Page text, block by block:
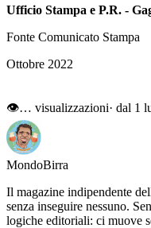
Ufficio Stampa e P.R. -
Fonte Comunicato Stampa
Ottobre 2022
👁… visualizzazioni· dal 1
MondoBirra
Il magazine indipendente
senza inseguire nessuno.
logiche editoriali: ci muove